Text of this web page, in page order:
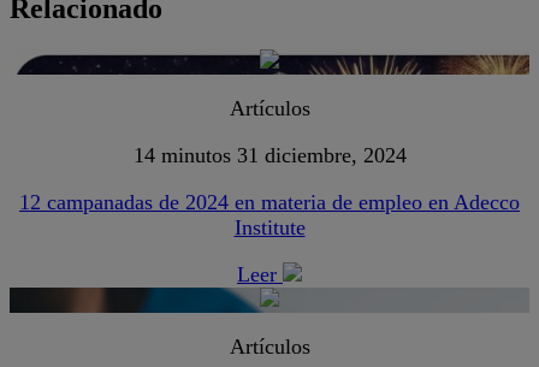
Relacionado
Artículos
14 minutos 31 diciembre, 2024
12 campanadas de 2024 en materia de empleo en Adecco
Institute
Leer
Artículos